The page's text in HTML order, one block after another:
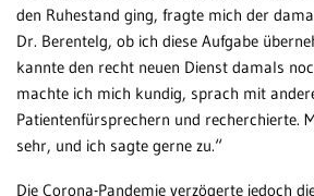
STANDORTE
Eberbach
Schwetzingen
den Ruhestand ging, fragte mich der
Dr. Berentelg, ob ich diese Aufgabe
kannte den recht neuen Dienst damals
machte ich mich kundig, sprach mit
Patientenfürsprechern und recherchierte.
sehr, und ich sagte gerne zu.“
Die Corona-Pandemie verzögerte jedoch